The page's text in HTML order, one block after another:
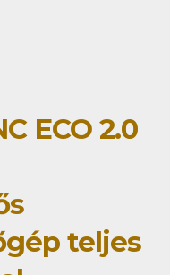
ECO 2.0
teljes